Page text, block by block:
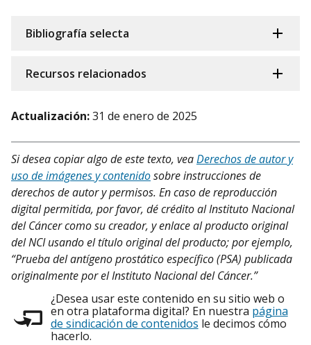
Bibliografía selecta
Recursos relacionados
Actualización:31 de enero de 2025
Si desea copiar algo de este texto, veaDerechos de autor y
uso de imágenes y contenidosobre instrucciones de
derechos de autor y permisos. En caso de reproducción
digital permitida, por favor, dé crédito al Instituto Nacional
del Cáncer como su creador, y enlace al producto original
del NCI usando el título original del producto; por ejemplo,
“Prueba del antígeno prostático específico (PSA) publicada
originalmente por el Instituto Nacional del Cáncer.”
¿Desea usar este contenido en su sitio web o
en otra plataforma digital? En nuestra página
de sindicación de contenidos le decimos cómo
hacerlo.